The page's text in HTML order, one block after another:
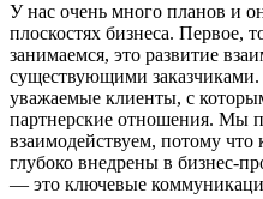
У нас очень много планов и
плоскостях бизнеса. Первое,
занимаемся, это развитие
существующими
уважаемые клиенты, с
партнерские отношения. Мы
взаимодействуем, потому
глубоко внедрены в бизнес-
— это ключевые